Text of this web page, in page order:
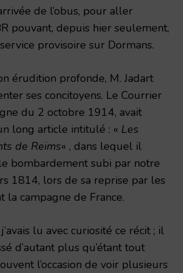
de l’obus, pour aller
pouvant, depuis hier seulement,
provisoire sur Dormans.
érudition profonde, M. Jadart
ses concitoyens. Le Courrier
du 2 octobre 1914, avait
long article intitulé : « Les
de Reims« , dans lequel il
bombardement subi par notre
1814, lors de sa reprise par les
la campagne de France.
lu avec curiosité ce récit ; il
d’autant plus qu’étant tout
l’occasion de voir plusieurs